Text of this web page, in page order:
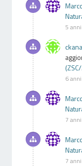
5
6
7
7